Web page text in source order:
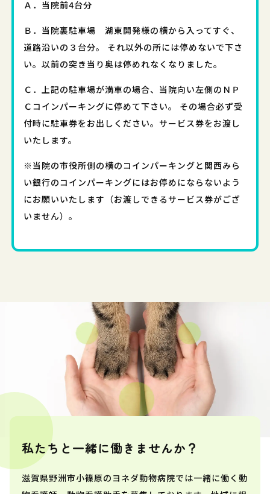
Ａ．当院前4台分
Ｂ．当院裏駐車場 湖東開発様の横から入ってすぐ、
道路沿いの３台分。 それ以外の所には停めないで下さ
い。以前の突き当り奥は停めれなくなりました。
Ｃ．上記の駐車場が満車の場合、当院向い左側のＮＰ
Ｃコインパーキングに停めて下さい。 その場合必ず受
付時に駐車券をお出しください。サービス券をお渡し
いたします。
※当院の市役所側の横のコインパーキングと関西みら
い銀行のコインパーキングにはお停めにならないよう
にお願いいたします（お渡しできるサービス券がござ
いません）。
私たちと一緒に働きませんか？
滋賀県野洲市小篠原のヨネダ動物病院では一緒に働く動